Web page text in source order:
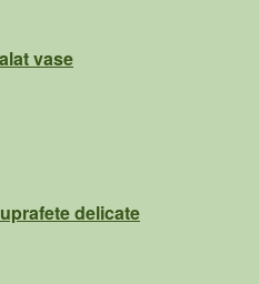
lei vase
delicate